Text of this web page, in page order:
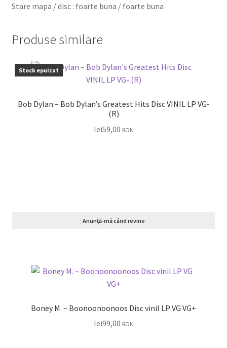
Stare mapa / disc : foarte buna / foarte buna
Produse similare
Stock epuizat
Bob Dylan – Bob Dylan’s Greatest Hits Disc VINIL LP VG-
(R)
lei59,00 RON
Anunță-mă când revine
Boney M. – Boonoonoonoos Disc vinil LP VG VG+
lei99,00 RON